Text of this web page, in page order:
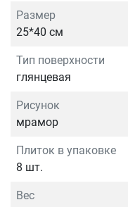
Размер
25*40 см
Тип поверхности
глянцевая
Рисунок
мрамор
Плиток в упаковке
8 шт.
Вес